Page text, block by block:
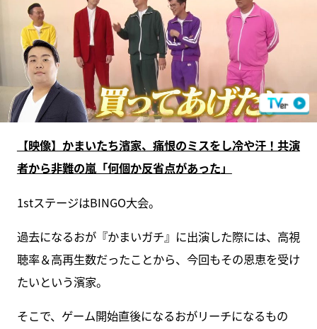
【映像】かまいたち濱家、痛恨のミスをし冷や汗！共演
者から非難の嵐「何個か反省点があった」
1stステージはBINGO大会。
過去になるおが『かまいガチ』に出演した際には、高視
聴率＆高再生数だったことから、今回もその恩恵を受け
たいという濱家。
そこで、ゲーム開始直後になるおがリーチになるもの